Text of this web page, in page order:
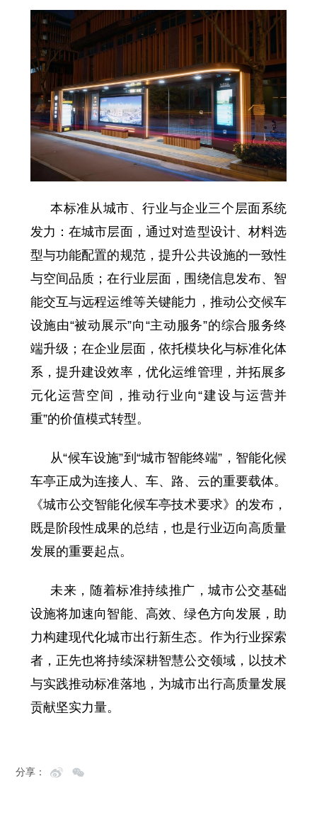
本标准从城市、行业与企业三个层面系统
发力：在城市层面，通过对造型设计、材料选
型与功能配置的规范，提升公共设施的一致性
与空间品质；在行业层面，围绕信息发布、智
能交互与远程运维等关键能力，推动公交候车
设施由“被动展示”向“主动服务”的综合服务终
端升级；在企业层面，依托模块化与标准化体
系，提升建设效率，优化运维管理，并拓展多
元化运营空间，推动行业向“建设与运营并
重”的价值模式转型。
从“候车设施”到“城市智能终端”，智能化候
车亭正成为连接人、车、路、云的重要载体。
《城市公交智能化候车亭技术要求》的发布，
既是阶段性成果的总结，也是行业迈向高质量
发展的重要起点。
未来，随着标准持续推广，城市公交基础
设施将加速向智能、高效、绿色方向发展，助
力构建现代化城市出行新生态。作为行业探索
者，正先也将持续深耕智慧公交领域，以技术
与实践推动标准落地，为城市出行高质量发展
贡献坚实力量。
分享：